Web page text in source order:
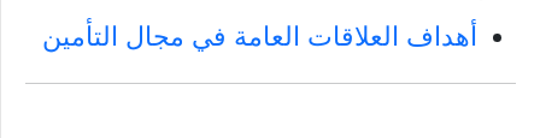
أهداف العلاقات العامة في مجال التأمين